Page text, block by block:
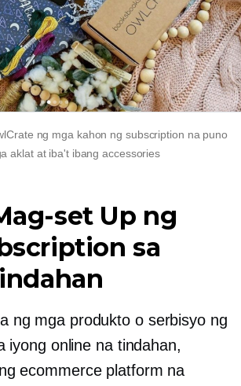
ng mga kahon ng subscription na puno
aklat at iba't ibang accessories
set Up ng
sa
ng mga produkto o serbisyo ng
iyong online na tindahan,
ecommerce platform na